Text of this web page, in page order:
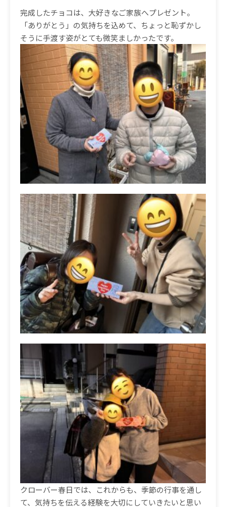
完成したチョコは、大好きなご家族へプレゼント。
「ありがとう」の気持ちを込めて、ちょっと恥ずかし
そうに手渡す姿がとても微笑ましかったです。
クローバー春日では、これからも、季節の行事を通し
て、気持ちを伝える経験を大切にしていきたいと思い